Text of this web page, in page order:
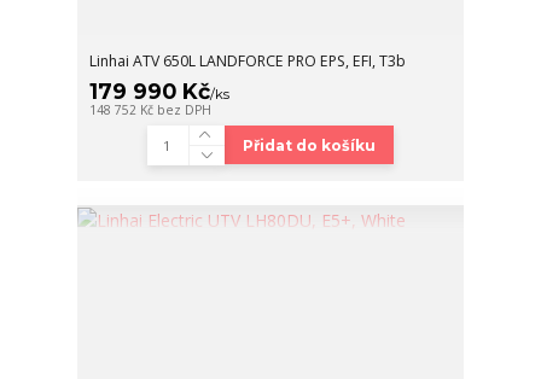
Linhai ATV 650L LANDFORCE PRO EPS, EFI, T3b
179 990 Kč/ks
148 752 Kč bez DPH
Přidat do košíku